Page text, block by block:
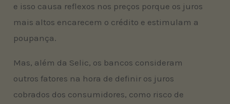
e isso causa reflexos nos preços porque os juros
mais altos encarecem o crédito e estimulam a
poupança.
Mas, além da Selic, os bancos consideram
outros fatores na hora de definir os juros
cobrados dos consumidores, como risco de